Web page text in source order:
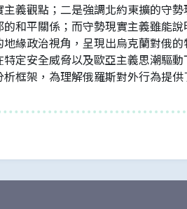
義觀點；二是強調北約東擴的守勢
和平關係；而守勢現實主義雖能說
緣政治視角，呈現出烏克蘭對俄的
定安全威脅以及歐亞主義思潮驅動
框架，為理解俄羅斯對外行為提供